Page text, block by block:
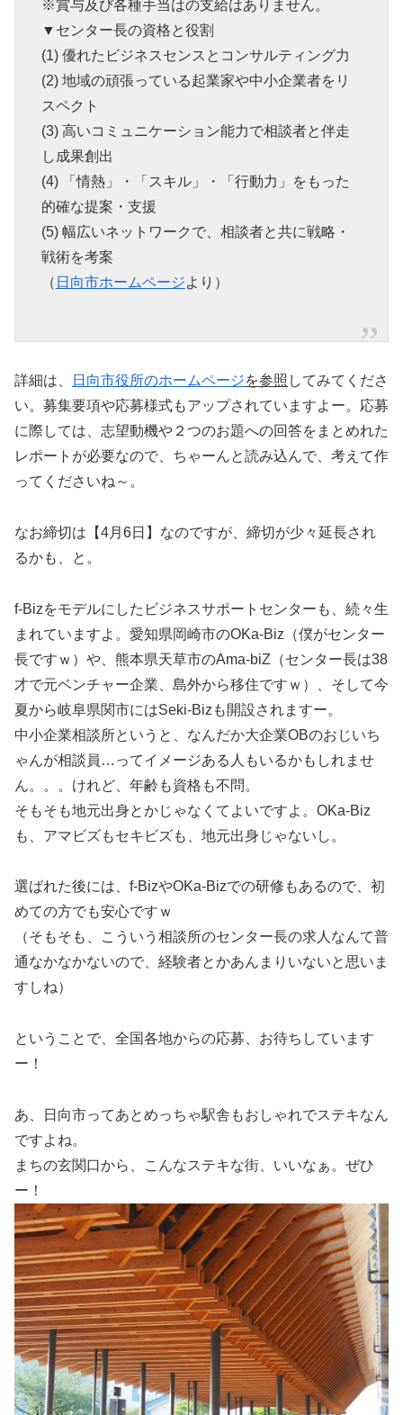
※賞与及び各種手当はの支給はありません。
▼センター長の資格と役割
(1) 優れたビジネスセンスとコンサルティング力
(2) 地域の頑張っている起業家や中小企業者をリ
スペクト
(3) 高いコミュニケーション能力で相談者と伴走
し成果創出
(4) 「情熱」・「スキル」・「行動力」をもった
的確な提案・支援
(5) 幅広いネットワークで、相談者と共に戦略・
戦術を考案
（ 日向市ホームページより）
詳細は、 日向市役所のホームページを参照 してみてくださ
い。募集要項や応募様式もアップされていますよー。応募
に際しては、志望動機や２つのお題への回答をまとめれた
レポートが必要なので、ちゃーんと読み込んで、考えて作
ってくださいね～。
なお締切は【4月6日】なのですが、締切が少々延長され
るかも、と。
f-Bizをモデルにしたビジネスサポートセンターも、続々生
まれていますよ。愛知県岡崎市のOKa-Biz（僕がセンター
長ですｗ）や、熊本県天草市のAma-biZ（センター長は38
才で元ベンチャー企業、島外から移住ですｗ）、そして今
夏から岐阜県関市にはSeki-Bizも開設されますー。
中小企業相談所というと、なんだか大企業OBのおじいち
ゃんが相談員…ってイメージある人もいるかもしれませ
ん。。。けれど、年齢も資格も不問。
そもそも地元出身とかじゃなくてよいですよ。OKa-Biz
も、アマビズもセキビズも、地元出身じゃないし。
選ばれた後には、f-BizやOKa-Bizでの研修もあるので、初
めての方でも安心ですｗ
（そもそも、こういう相談所のセンター長の求人なんて普
通なかなかないので、経験者とかあんまりいないと思いま
すしね）
ということで、全国各地からの応募、お待ちしています
ー！
あ、日向市ってあとめっちゃ駅舎もおしゃれでステキなん
ですよね。
まちの玄関口から、こんなステキな街、いいなぁ。ぜひ
ー！